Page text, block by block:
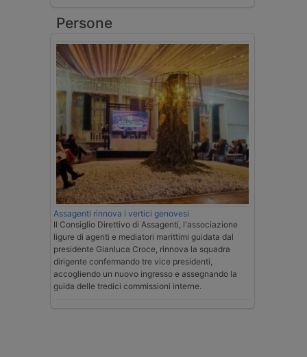
Persone
Assagenti rinnova i vertici genovesi
Il Consiglio Direttivo di Assagenti, l'associazione
ligure di agenti e mediatori marittimi guidata dal
presidente Gianluca Croce, rinnova la squadra
dirigente confermando tre vice presidenti,
accogliendo un nuovo ingresso e assegnando la
guida delle tredici commissioni interne.